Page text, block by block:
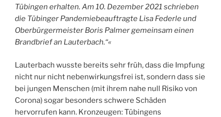
Tübingen erhalten. Am 10. Dezember 2021 schrieben
die Tübinger Pandemiebeauftragte Lisa Federle und
Oberbürgermeister Boris Palmer gemeinsam einen
Brandbrief an Lauterbach.“«
Lauterbach wusste bereits sehr früh, dass die Impfung
nicht nur nicht nebenwirkungsfrei ist, sondern dass sie
bei jungen Menschen (mit ihrem nahe null Risiko von
Corona) sogar besonders schwere Schäden
hervorrufen kann. Kronzeugen: Tübingens